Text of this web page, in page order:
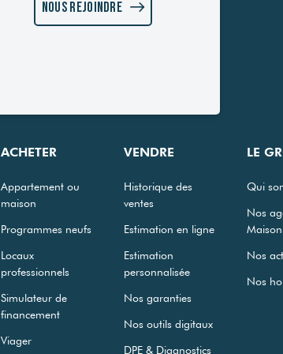
Nous rejoindre
ACHETER
Appartement ou
maison
Programmes neufs
Locaux
professionnels
Simulateur de
financement
Viager
VENDRE
Historique des
ventes
Estimation en ligne
Estimation
personnalisée
Nos garanties
Nos outils digitaux
DPE & Diagnostics
LE
Qui
Nos
Nos
Nos